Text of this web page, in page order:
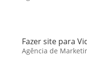
Fazer site para
Agência de